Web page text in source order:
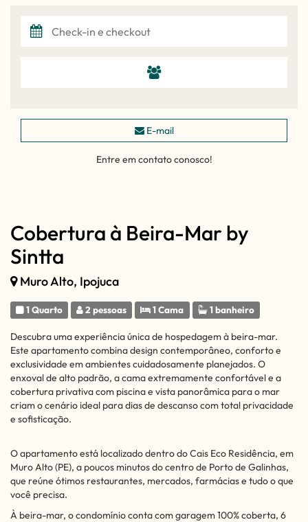
Cobertura à Beira-Mar by
Sintta
Muro Alto, Ipojuca
1 Quarto 2 pessoas 1 Cama 1 banheiro
Descubra uma experiência única de hospedagem à beira-mar.
Este apartamento combina design contemporâneo, conforto e
exclusividade em ambientes cuidadosamente planejados. O
enxoval de alto padrão, a cama extremamente confortável e a
cobertura privativa com piscina e vista panorâmica para o mar
criam o cenário ideal para dias de descanso com total privacidade
e sofisticação.
O apartamento está localizado dentro do Cais Eco Residência, em
Muro Alto (PE), a poucos minutos do centro de Porto de Galinhas,
que reúne ótimos restaurantes, mercados, farmácias e tudo o que
você precisa.
À beira-mar, o condomínio conta com garagem 100% coberta, 6
E-mail
Entre em contato conosco!